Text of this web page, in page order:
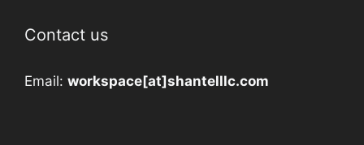
Contact us
Email: workspace[at]shantelllc.com